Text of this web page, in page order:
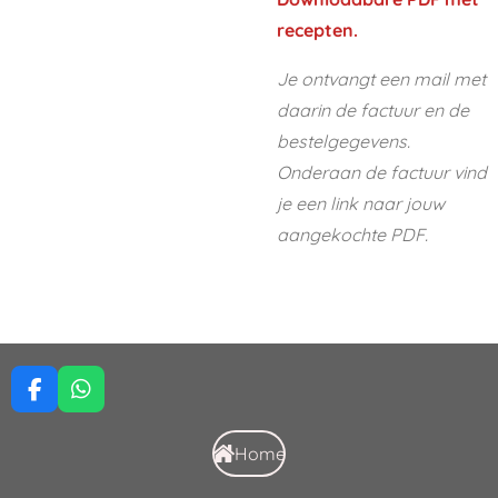
recepten.
Je ontvangt een mail met
daarin de factuur en de
bestelgegevens.
Onderaan de factuur vind
je een link naar jouw
aangekochte PDF.
F
a
W
h
Home